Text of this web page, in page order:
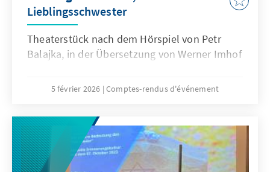
Lieblingsschwester
Theaterstück nach dem Hörspiel von Petr
Balajka, in der Übersetzung von Werner Imhof
5 février 2026 Comptes-rendus d'événement